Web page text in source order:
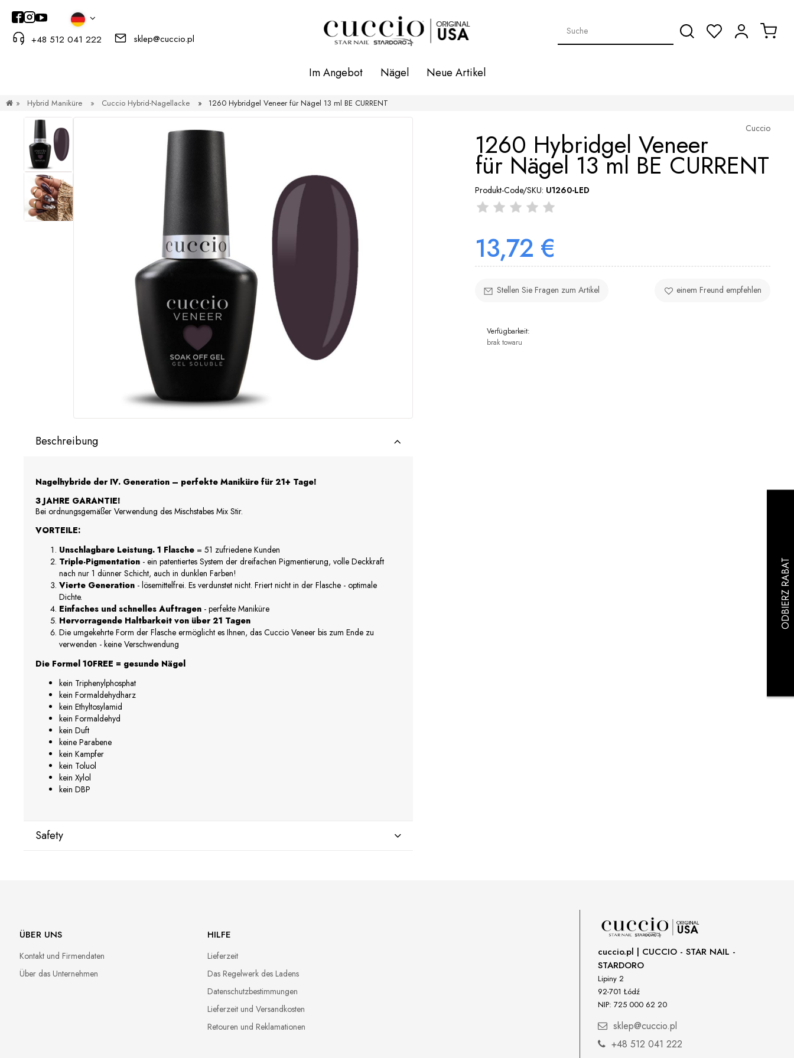
+48 512 041 222 sklep@cuccio.pl
Im Angebot Nägel Neue Artikel
» Hybrid Maniküre » Cuccio Hybrid-Nagellacke » 1260 Hybridgel Veneer für Nägel 13 ml BE CURRENT
Beschreibung
Nagelhybride der IV. Generation – perfekte Maniküre für 21+ Tage!
3 JAHRE GARANTIE!
Bei ordnungsgemäßer Verwendung des Mischstabes Mix Stir.
VORTEILE:
Unschlagbare Leistung. 1 Flasche = 51 zufriedene Kunden
Triple-Pigmentation - ein patentiertes System der dreifachen Pigmentierung, volle Deckkraft
nach nur 1 dünner Schicht, auch in dunklen Farben!
Vierte Generation - lösemittelfrei. Es verdunstet nicht. Friert nicht in der Flasche - optimale
Dichte.
Einfaches und schnelles Auftragen - perfekte Maniküre
Hervorragende Haltbarkeit von über 21 Tagen
Die umgekehrte Form der Flasche ermöglicht es Ihnen, das Cuccio Veneer bis zum Ende zu
verwenden - keine Verschwendung
Die Formel 10FREE = gesunde Nägel
kein Triphenylphosphat
kein Formaldehydharz
kein Ethyltosylamid
kein Formaldehyd
kein Duft
keine Parabene
kein Kampfer
kein Toluol
kein Xylol
kein DBP
Safety
lcenteno@cuccio.com
Responsible person in the EU
Cuccio
1260 Hybridgel Veneer
für Nägel 13 ml BE CURRENT
Produkt-Code/SKU: U1260-LED
13,72 €
Stellen Sie Fragen zum Artikel einem Freund empfehlen
Verfügbarkeit:
brak towaru
ÜBER UNS
Kontakt und Firmendaten
Über das Unternehmen
HILFE
Lieferzeit
Das Regelwerk des Ladens
Datenschutzbestimmungen
Lieferzeit und Versandkosten
Retouren und Reklamationen
cuccio.pl | CUCCIO - STAR NAIL -
STARDORO
Lipiny 2
92-701 Łódź
NIP: 725 000 62 20
sklep@cuccio.pl
+48 512 041 222